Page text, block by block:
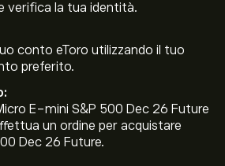
verifica la tua identità.
conto eToro utilizzando il tuo
preferito.
E-mini S&P 500 Dec 26 Future
un ordine per acquistare
Dec 26 Future.